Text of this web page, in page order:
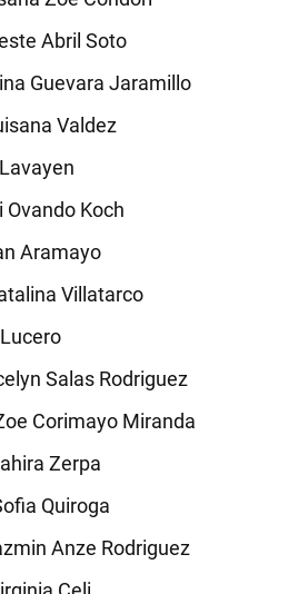
Abril Soto
Guevara Jaramillo
Valdez
Koch
Aramayo
Villatarco
Salas Rodriguez
Corimayo Miranda
Zerpa
Quiroga
Anze Rodriguez